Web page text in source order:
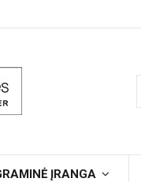
ĮRANGA